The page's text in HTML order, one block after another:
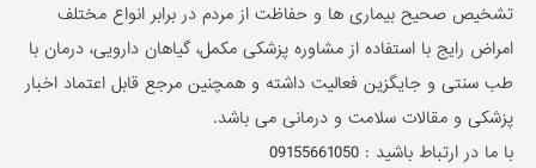
تشخیص صحیح بیماری ها و حفاظت از مردم در برابر انواع مختلف
امراض رایج با استفاده از مشاوره پزشکی مکمل، گیاهان دارویی، درمان با
طب سنتی و جایگزین فعالیت داشته و همچنین مرجع قابل اعتماد اخبار
پزشکی و مقالات سلامت و درمانی می باشد.
با ما در ارتباط باشید :09155661050